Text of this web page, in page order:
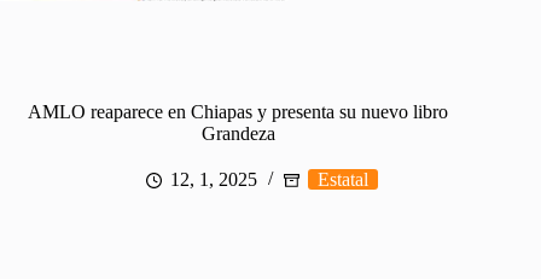
AMLO reaparece en Chiapas y presenta su nuevo libro
Grandeza
12, 1, 2025 Estatal